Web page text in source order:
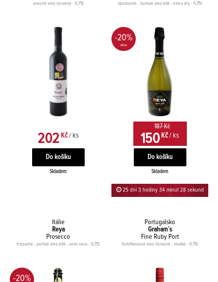
ovocné víno červené - 0,75l
202 Kč / ks
Skladem
spumante - šumivé víno bílé - extra dry - 0,75l
-20%
187 Kč
150Kč / ks
Skladem
25 dní 3 hodiny 34 minut 28 sekund
Itálie
Reya
Prosecco
frizzante - perlivé víno bílé - semi seco - 0,75l
-20%
Portugalsko
Graham´s
Fine Ruby Port
fortifikované víno červené - sladké - 0,75l